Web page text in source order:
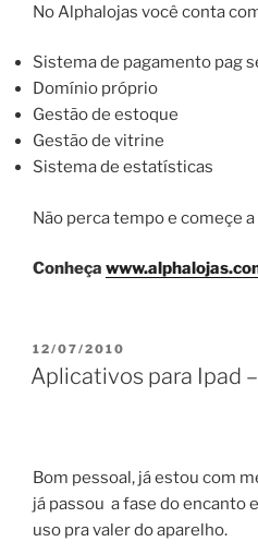
No Alphalojas você conta
Sistema de pagamento pag
Domínio próprio
Gestão de estoque
Gestão de vitrine
Sistema de estatísticas
Não perca tempo e começe
Conheça
PUBLICADO
EM
12/07/2010
Aplicativos para Ipad
Bom pessoal, já estou com
já passou a fase do encanto
uso pra valer do aparelho.